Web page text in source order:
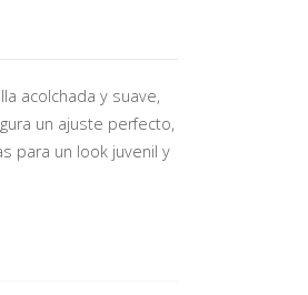
acolchada y suave,
un ajuste perfecto,
para un look juvenil y